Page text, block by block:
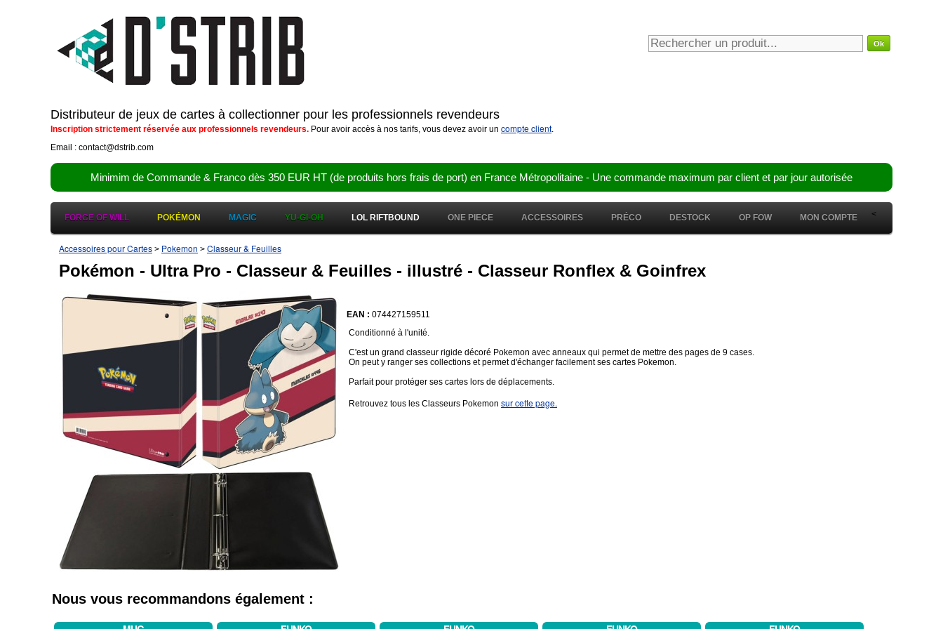
Distributeur de jeux de cartes à collectionner pour les professionnels revendeurs
Inscription strictement réservée aux professionnels revendeurs. Pour avoir accès à nos tarifs, vous devez avoir un compte client.
Email : contact@dstrib.com
Minimim de Commande & Franco dès 350 EUR HT (de produits hors frais de port) en France Métropolitaine - Une commande maximum par client et par jour autorisée
FORCE OF WILL POKÉMON MAGIC YU-GI-OH LOL RIFTBOUND ONE PIECE ACCESSOIRES PRÉCO <
DESTOCK OP FOW MON COMPTE
Accessoires pour Cartes > Pokemon > Classeur & Feuilles
Pokémon - Ultra Pro - Classeur & Feuilles - illustré - Classeur Ronflex & Goinfrex
EAN : 074427159511
Conditionné à l'unité.
C'est un grand classeur rigide décoré Pokemon avec anneaux qui permet de mettre des pages de 9 cases.
On peut y ranger ses collections et permet d'échanger facilement ses cartes Pokemon.
Parfait pour protéger ses cartes lors de déplacements.
Retrouvez tous les Classeurs Pokemon sur cette page.
Nous vous recommandons également :